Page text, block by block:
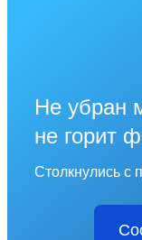
Не убран
не горит
Столкнулись с